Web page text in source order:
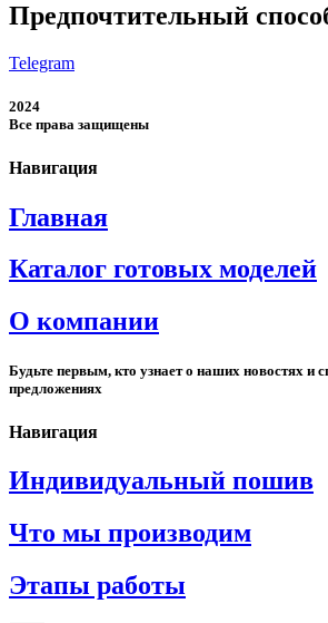
Предпочтительный
Telegram
2024
Все права защищены
Навигация
Главная
Каталог готовых моделей
О компании
Будьте первым, кто узнает о наших новостях и
предложениях
Навигация
Индивидуальный пошив
Что мы производим
Этапы работы